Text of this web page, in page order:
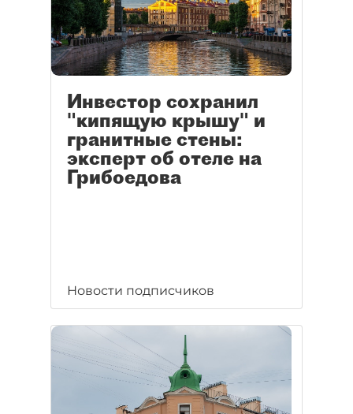
Инвестор сохранил
"кипящую крышу" и
гранитные стены:
эксперт об отеле на
Грибоедова
Новости подписчиков